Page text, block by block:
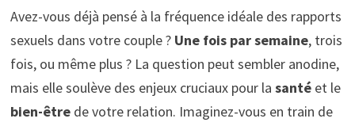
Avez-vous déjà pensé à la fréquence idéale des rapports
sexuels dans votre couple ? Une fois par semaine, trois
fois, ou même plus ? La question peut sembler anodine,
mais elle soulève des enjeux cruciaux pour la santéet le
bien-êtrede votre relation. Imaginez-vous en train de